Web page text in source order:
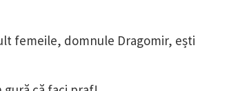
femeile, domnule Dragomir, ești